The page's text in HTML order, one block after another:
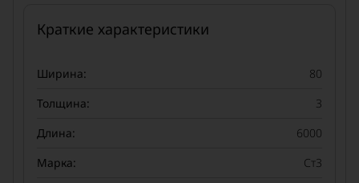
Краткие характеристики
Ширина:
80
Толщина:
3
Длина:
6000
Марка:
Ст3